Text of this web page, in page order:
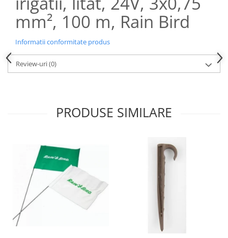
mm², 100 m, Rain Bird
Informatii conformitate produs
Review-uri(0)
PRODUSE SIMILARE